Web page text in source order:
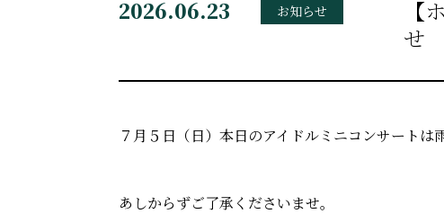
〒544-0034 大阪府大阪市生野区桃谷2-7-11
FAX 06-6715-5577
2026.06.23 お知らせ 【
せ
７月５日（日）本日のアイドルミニコンサートは
あしからずご了承くださいませ。